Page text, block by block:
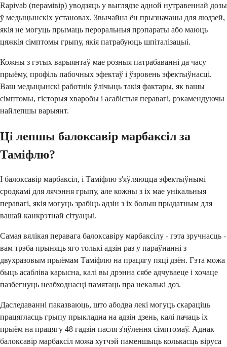
Rapivab (перамівір) уводзяць у выглядзе адной нутравеннай дозы
ў медыцынскіх установах. Звычайна ён прызначаны для людзей,
якія не могуць прымаць пероральныя прэпараты або маюць
цяжкія сімптомы грыпу, якія патрабуюць шпіталізацыі.
Кожны з гэтых варыянтаў мае розныя патрабаванні да часу
прыёму, профіль пабочных эфектаў і ўзровень эфектыўнасці.
Ваш медыцынскі работнік ўлічыць такія фактары, як вашы
сімптомы, гісторыя хваробы і асабістыя перавагі, рэкамендуючы
найлепшы варыянт.
Ці лепшы балоксавір марбаксіл за
Таміфлю?
І балоксавір марбаксіл, і Таміфлю з'яўляюцца эфектыўнымі
сродкамі для лячэння грыпу, але кожны з іх мае унікальныя
перавагі, якія могуць зрабіць адзін з іх больш прыдатным для
вашай канкрэтнай сітуацыі.
Самая вялікая перавага балоксавіру марбаксілу - гэта зручнасць -
вам трэба прыняць яго толькі адзін раз у параўнанні з
двухразовым прыёмам Таміфлю на працягу пяці дзён. Гэта можа
быць асабліва карысна, калі вы дрэнна сябе адчуваеце і хочаце
пазбегнуць неабходнасці памятаць пра некалькі доз.
Даследаванні паказваюць, што абодва лекі могуць скараціць
працягласць грыпу прыкладна на адзін дзень, калі пачаць іх
прыём на працягу 48 гадзін пасля з'яўлення сімптомаў. Аднак
балоксавір марбаксіл можа хутчэй паменшыць колькасць віруса